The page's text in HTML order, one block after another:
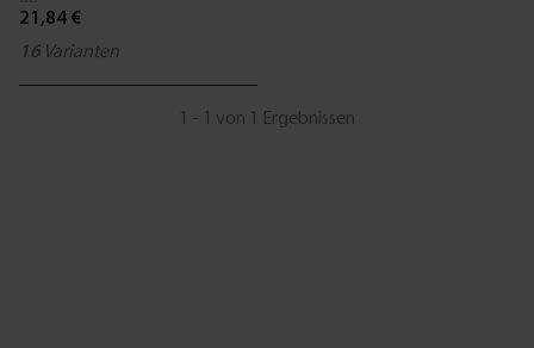
21,84 €
16 Varianten
1 - 1 von 1 Ergebnissen